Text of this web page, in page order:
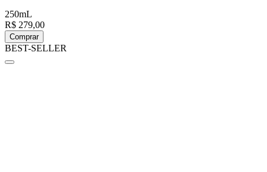
250mL
R$ 279,00
Comprar
BEST-SELLER